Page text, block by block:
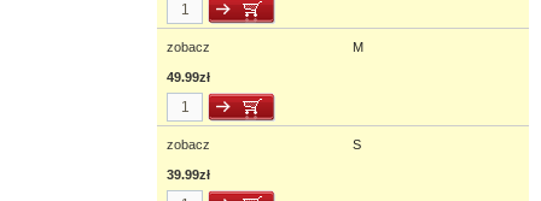
zobacz M
49.99zł
zobacz S
39.99zł